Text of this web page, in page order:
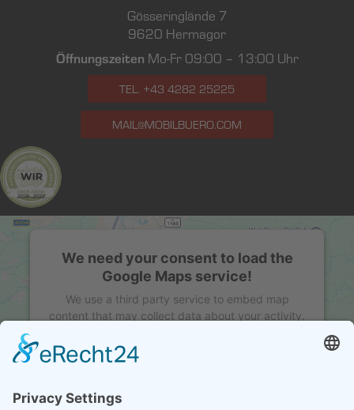
Gösseringlände 7
9620 Hermagor
Öffnungszeiten Mo-Fr 09:00 – 13:00 Uhr
TEL. +43 4282 25225
MAIL@MOBILBUERO.COM
We need your consent to load the
Google Maps service!
We use a third party service to embed map
content that may collect data about your activity.
to see this map.